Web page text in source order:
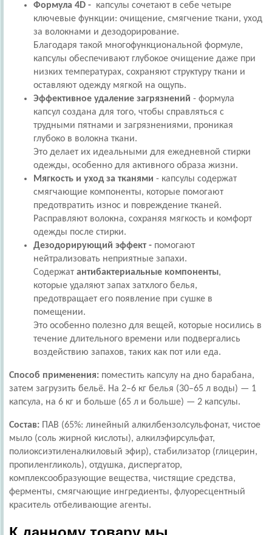
Формула 4D - капсулы сочетают в себе четыре
ключевые функции: очищение, смягчение ткани, уход
за волокнами и дезодорирование.
Благодаря такой многофункциональной формуле,
капсулы обеспечивают глубокое очищение даже при
низких температурах, сохраняют структуру ткани и
оставляют одежду мягкой на ощупь.
Эффективное удаление загрязнений - формула
капсул создана для того, чтобы справляться с
трудными пятнами и загрязнениями, проникая
глубоко в волокна ткани.
Это делает их идеальными для ежедневной стирки
одежды, особенно для активного образа жизни.
Мягкость и уход за тканями - капсулы содержат
смягчающие компоненты, которые помогают
предотвратить износ и повреждение тканей.
Расправляют волокна, сохраняя мягкость и комфорт
одежды после стирки.
Дезодорирующий эффект - помогают
нейтрализовать неприятные запахи.
Содержат антибактериальные компоненты,
которые удаляют запах затхлого белья,
предотвращает его появление при сушке в
помещении.
Это особенно полезно для вещей, которые носились в
течение длительного времени или подвергались
воздействию запахов, таких как пот или еда.
Способ применения: поместить капсулу на дно барабана,
затем загрузить бельё. На 2–6 кг белья (30–65 л воды) — 1
капсула, на 6 кг и больше (65 л и больше) — 2 капсулы.
Состав: ПАВ (65%: линейный алкилбензолсульфонат, чистое
мыло (соль жирной кислоты), алкилэфирсульфат,
полиоксиэтиленалкиловый эфир), стабилизатор (глицерин,
пропиленгликоль), отдушка, диспергатор,
комплексообразующие вещества, чистящие средства,
ферменты, смягчающие ингредиенты, флуоресцентный
краситель отбеливающие агенты.